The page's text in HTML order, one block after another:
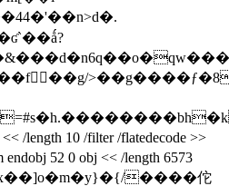
��g/
/length 10 /filter /flatedecode >>
52 0 obj << /length 6573
x��]o�m�y}�{/����佗